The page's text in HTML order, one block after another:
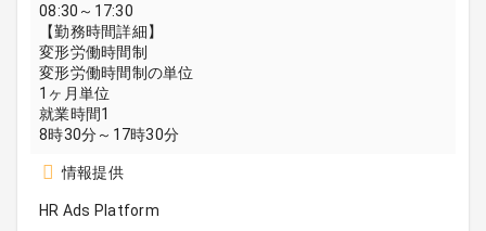
08:30～17:30
【勤務時間詳細】
変形労働時間制
変形労働時間制の単位
1ヶ月単位
就業時間1
8時30分～17時30分
情報提供
HR Ads Platform